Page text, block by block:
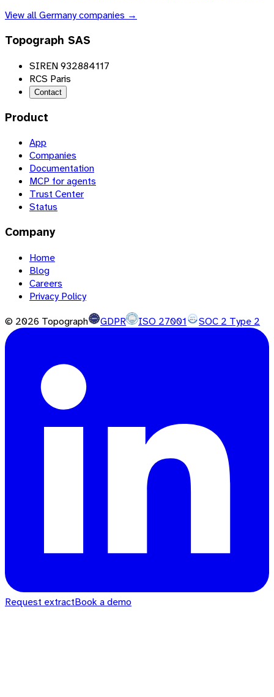
View allGermanycompanies →
Topograph SAS
SIREN 932884117
RCS Paris
Contact
Product
App
Companies
Documentation
MCP for agents
Trust Center
Status
Company
Home
Blog
Careers
Privacy Policy
© 2026 Topograph GDPR ISO 27001 SOC 2 Type 2
Request extractBook a demo